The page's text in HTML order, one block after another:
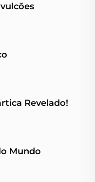
Revelado!
Mundo